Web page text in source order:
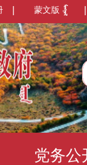
蒙文版
党务公